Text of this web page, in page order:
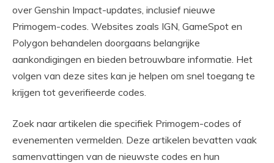
over Genshin Impact-updates, inclusief nieuwe
Primogem-codes. Websites zoals IGN, GameSpot en
Polygon behandelen doorgaans belangrijke
aankondigingen en bieden betrouwbare informatie. Het
volgen van deze sites kan je helpen om snel toegang te
krijgen tot geverifieerde codes.
Zoek naar artikelen die specifiek Primogem-codes of
evenementen vermelden. Deze artikelen bevatten vaak
samenvattingen van de nieuwste codes en hun